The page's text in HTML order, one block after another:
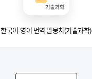
한국어-영어 번역 말뭉치(기술과학)